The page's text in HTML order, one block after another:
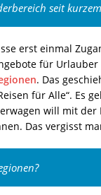
seit
erst einmal
für
. Das
für Alle“. Es
will mit
Das vergisst